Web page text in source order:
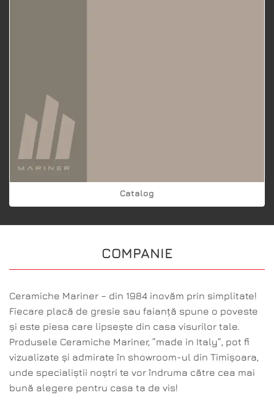
Catalog
COMPANIE
Ceramiche Mariner – din 1984 inovăm prin simplitate!
Fiecare placă de gresie sau faianță spune o poveste
și este piesa care lipsește din casa visurilor tale.
Produsele Ceramiche Mariner, ”made in Italy”, pot fi
vizualizate și admirate în showroom-ul din Timișoara,
unde specialiștii noștri te vor îndruma către cea mai
bună alegere pentru casa ta de vis!